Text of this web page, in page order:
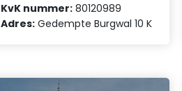
KvK nummer: 80120989
Adres: Gedempte Burgwal 10 K